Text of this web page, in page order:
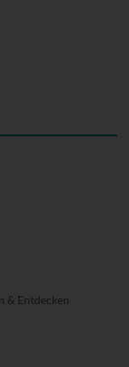
& Entdecken